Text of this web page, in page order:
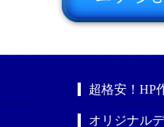
超格安！HP
オリジナル